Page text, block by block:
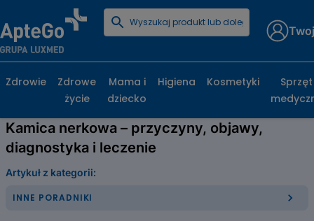
Strona główna
i leczenie
Kamica nerkowa – przyczyny, objawy,
diagnostyka i leczenie
Artykuł z kategorii:
INNE PORADNIKI
Zdrowie
Zdrowe
życie
Mama i
dziecko
Higiena Kosmetyki
Sprzęt